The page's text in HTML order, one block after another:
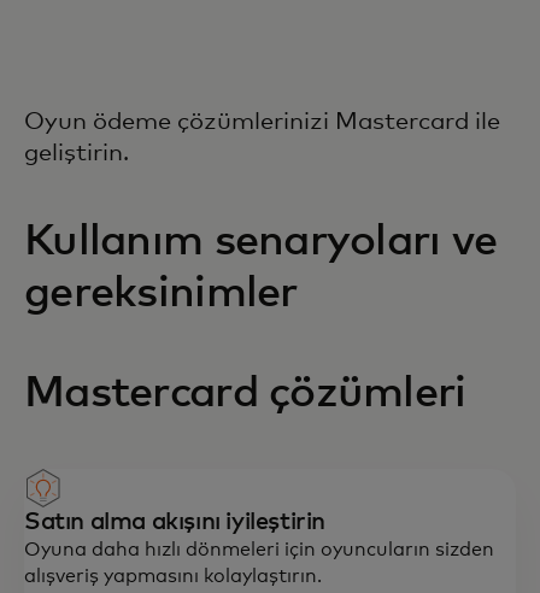
Oyun ödeme çözümlerinizi Mastercard ile
geliştirin.
Kullanım senaryoları ve
gereksinimler
Mastercard çözümleri
Satın alma akışını iyileştirin
Oyuna daha hızlı dönmeleri için oyuncuların sizden
alışveriş yapmasını kolaylaştırın.